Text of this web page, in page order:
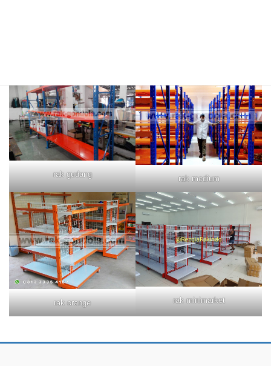
rak gudang rak medium
rak orange rak minimarket